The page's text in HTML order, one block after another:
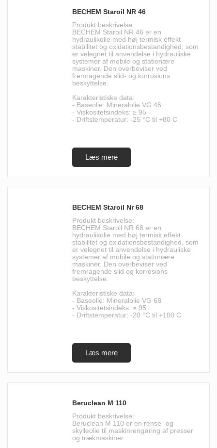
BECHEM Staroil NR 46
Produkt beskrivelse:
BECHEM Staroil NR 46 er en
hydraulikolie med høj termisk effekt
stabilitet og oxidationsbestandighed, som
er velegnet til anvendelse i hydrauliske
systemer af mobile og stationære
maskiner. Den overbeviser ved
fremragende slid- og korrosions
beskyttelse.
Karakteristiske data:
- Baseolie: Mineralolie VG 46
- Viskositetsindeks: ≥ 95
- Driftstemperatur: -25 °C til +80 C
BECHEM Staroil Nr 68
Produkt beskrivelse:
BECHEM Staroil NR 68 er en
hydraulikolie med høj termisk effekt
stabilitet og oxidationsbestandighed, som
er velegnet til anvendelse i hydrauliske
systemer af mobile og stationære
maskiner. Den overbeviser ved
fremragende slid og korrosions
beskyttelse.
Karakteristiske data:
- Baseolie: Mineralolie VG 68
- Viskositetsindeks: ≥ 95
- Driftstemperatur: -20 °C til +100 C
Beruclean M 110
Produkt beskrivelse:
Beruclean M 110 er en rense- og
skylleolie til maskinrengøring af presser
og trækmaskiner.